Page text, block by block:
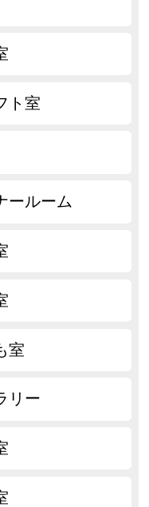
ト室
ールーム
室
リー